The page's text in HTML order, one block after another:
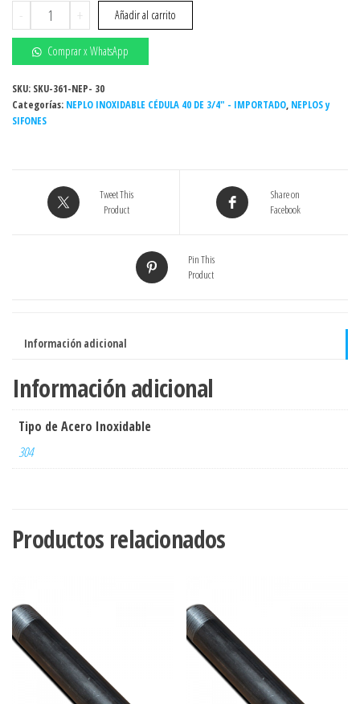
-
Neplo
3/4"
x
2-
1/2"
Sch.
cédula
Grado
+ Añadir al carrito
Comprar x WhatsApp
SKU: SKU-361-NEP- 30
Categorías: NEPLO INOXIDABLE CÉDULA 40 DE 3/4" - IMPORTADO, NEPLOS y
SIFONES
Tweet This
Product
Share on
Facebook
Pin This
Product
Información adicional
Información adicional
Tipo de Acero Inoxidable
304
Productos relacionados